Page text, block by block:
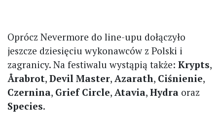
Oprócz Nevermore do line-upu dołączyło
jeszcze dziesięciu wykonawców z Polski i
zagranicy. Na festiwalu wystąpią także: Krypts,
Årabrot, Devil Master, Azarath, Ciśnienie,
Czernina, Grief Circle, Atavia, Hydra oraz
Species.